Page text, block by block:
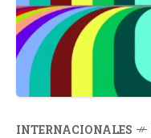
INTERNACIONALES